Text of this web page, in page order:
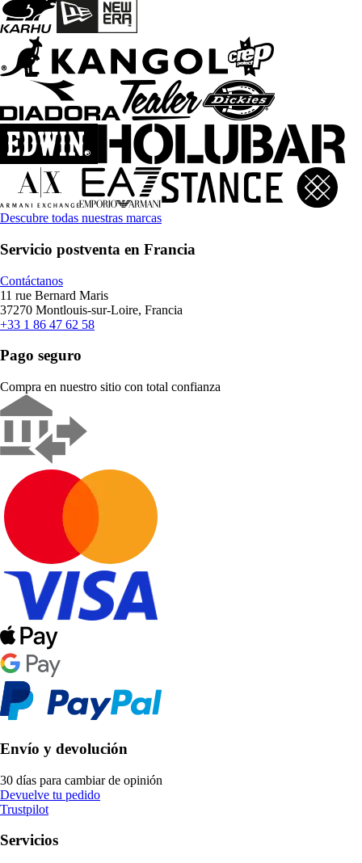
Descubre todas nuestras marcas
Servicio postventa en Francia
Contáctanos
11 rue Bernard Maris
37270 Montlouis-sur-Loire, Francia
+33 1 86 47 62 58
Pago seguro
Compra en nuestro sitio con total confianza
Envío y devolución
30 días para cambiar de opinión
Devuelve tu pedido
Trustpilot
Servicios